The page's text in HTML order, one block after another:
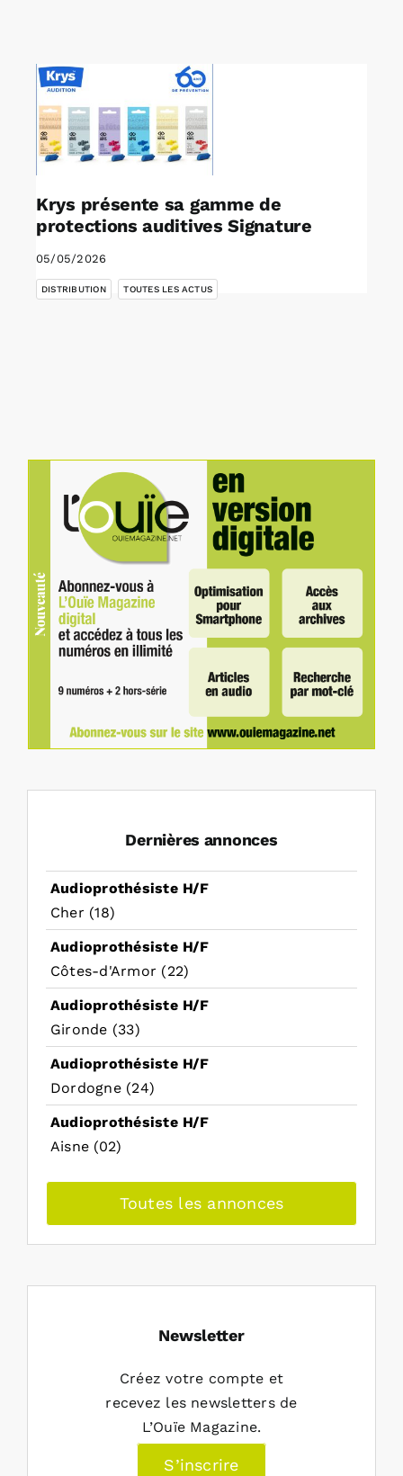
Annonces emploi
Krys présente sa gamme de
protections auditives Signature
05/05/2026
DISTRIBUTION TOUTES LES ACTUS
Dernières annonces
Audioprothésiste H/F
Cher (18)
Audioprothésiste H/F
Côtes-d'Armor (22)
Audioprothésiste H/F
Gironde (33)
Audioprothésiste H/F
Dordogne (24)
Audioprothésiste H/F
Aisne (02)
Toutes les annonces
Newsletter
Créez votre compte et
recevez les newsletters de
L’Ouïe Magazine.
S’inscrire